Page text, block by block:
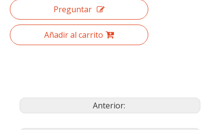
Preguntar
Añadir al carrito
Anterior: